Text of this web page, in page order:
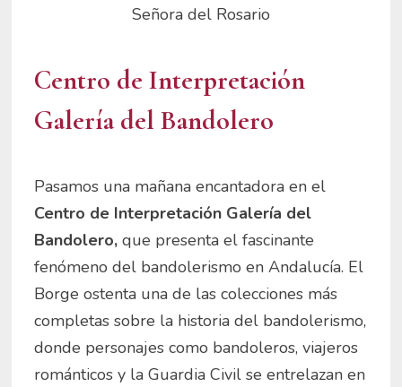
Señora del Rosario
Centro de Interpretación
Galería del Bandolero
Pasamos una mañana encantadora en el
Centro de Interpretación Galería del
Bandolero,que presenta el fascinante
fenómeno del bandolerismo en Andalucía. El
Borge ostenta una de las colecciones más
completas sobre la historia del bandolerismo,
donde personajes como bandoleros, viajeros
románticos y la Guardia Civil se entrelazan en